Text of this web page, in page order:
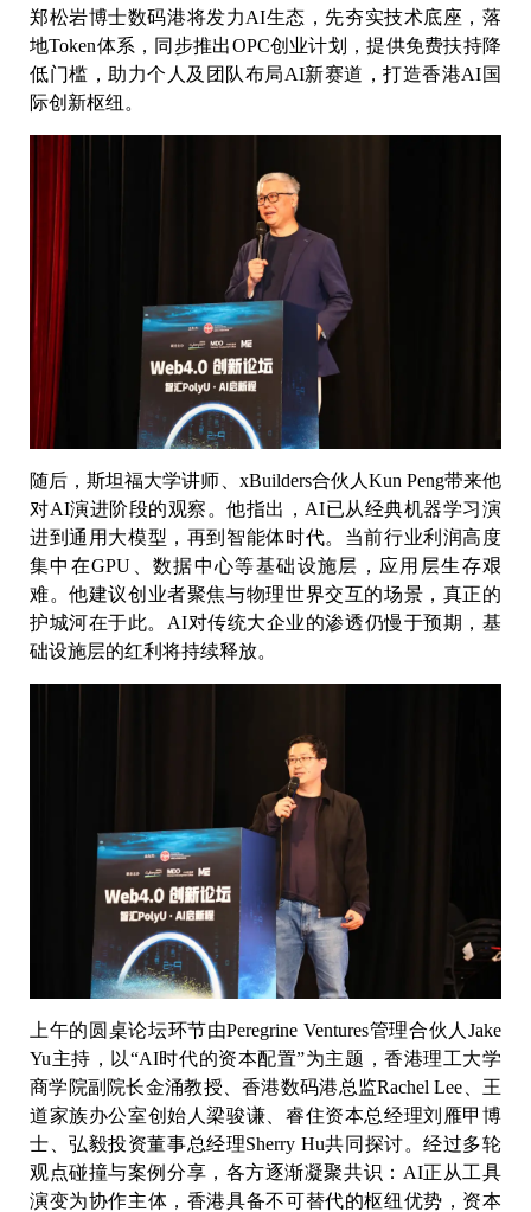
郑松岩博士数码港将发力AI生态，先夯实技术底座，落
地Token体系，同步推出OPC创业计划，提供免费扶持降
低门槛，助力个人及团队布局AI新赛道，打造香港AI国
际创新枢纽。
随后，斯坦福大学讲师、xBuilders合伙人Kun Peng带来他
对AI演进阶段的观察。他指出，AI已从经典机器学习演
进到通用大模型，再到智能体时代。当前行业利润高度
集中在GPU、数据中心等基础设施层，应用层生存艰
难。他建议创业者聚焦与物理世界交互的场景，真正的
护城河在于此。AI对传统大企业的渗透仍慢于预期，基
础设施层的红利将持续释放。
上午的圆桌论坛环节由Peregrine Ventures管理合伙人Jake
Yu主持，以“AI时代的资本配置”为主题，香港理工大学
商学院副院长金涌教授、香港数码港总监Rachel Lee、王
道家族办公室创始人梁骏谦、睿住资本总经理刘雁甲博
士、弘毅投资董事总经理Sherry Hu共同探讨。经过多轮
观点碰撞与案例分享，各方逐渐凝聚共识：AI正从工具
演变为协作主体，香港具备不可替代的枢纽优势，资本